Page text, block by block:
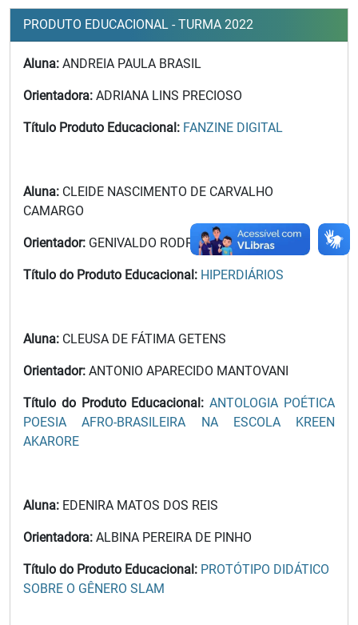
PRODUTO EDUCACIONAL - TURMA 2022
Aluna: ANDREIA PAULA BRASIL
Orientadora: ADRIANA LINS PRECIOSO
Título Produto Educacional: FANZINE DIGITAL
Aluna: CLEIDE NASCIMENTO DE CARVALHO
CAMARGO
Orientador: GENIVALDO RODRIGUES SOBRINHO
Título do Produto Educacional: HIPERDIÁRIOS
Aluna: CLEUSA DE FÁTIMA GETENS
Orientador: ANTONIO APARECIDO MANTOVANI
Título do Produto Educacional:ANTOLOGIA POÉTICA
POESIA AFRO-BRASILEIRA NA ESCOLA KREEN
AKARORE
Aluna: EDENIRA MATOS DOS REIS
Orientadora: ALBINA PEREIRA DE PINHO
Título do Produto Educacional: PROTÓTIPO DIDÁTICO
SOBRE O GÊNERO SLAM